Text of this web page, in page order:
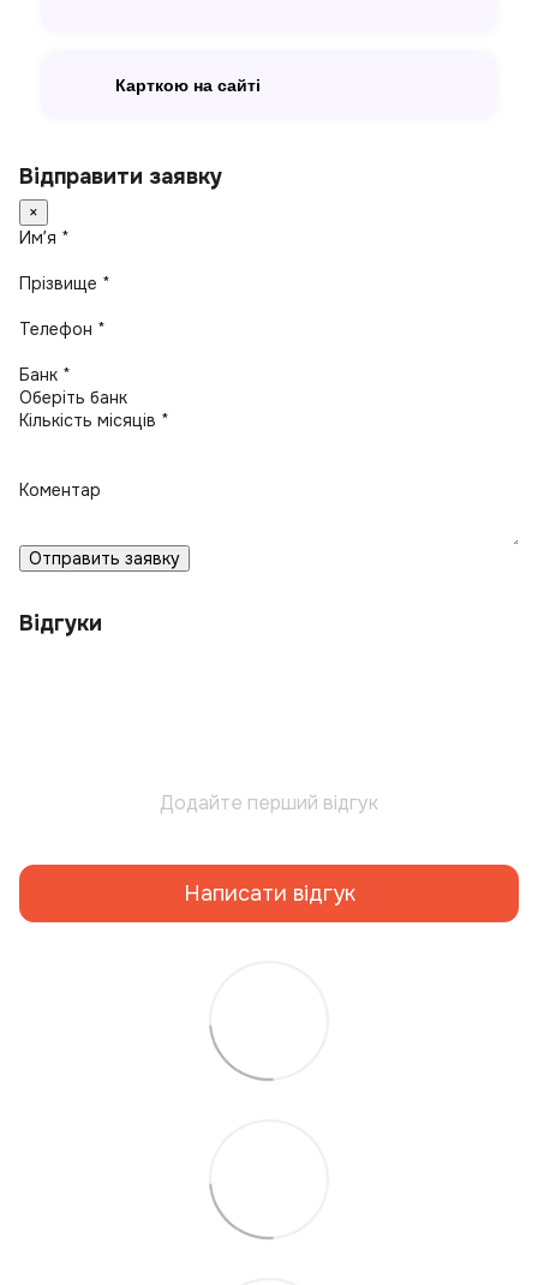
Карткою на сайті
Відправити заявку
×
Имʼя *
Прізвище *
Телефон *
Банк *
Кількість місяців *
Коментар
Отправить заявку
Відгуки
Додайте перший відгук
Написати відгук